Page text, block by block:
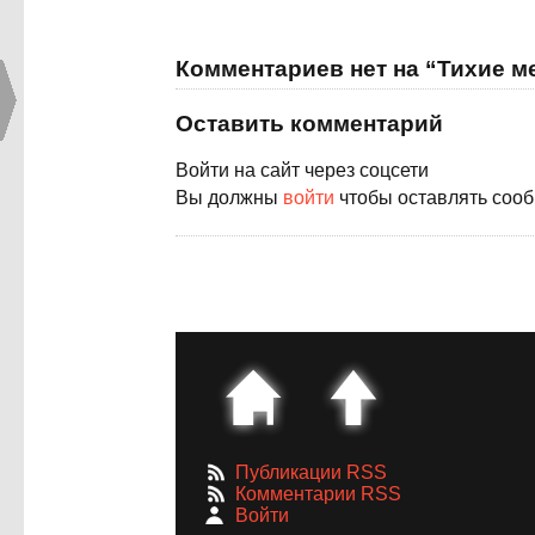
Комментариев нет на “Тихие
Оставить комментарий
Войти на сайт через соцсети
Вы должны войти чтобы оставлять
Публикации RSS
Комментарии RSS
Войти